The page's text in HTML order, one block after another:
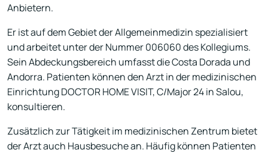
Anbietern.
Er ist auf dem Gebiet der Allgemeinmedizin spezialisiert
und arbeitet unter der Nummer 006060 des Kollegiums.
Sein Abdeckungsbereich umfasst die Costa Dorada und
Andorra. Patienten können den Arzt in der medizinischen
Einrichtung DOCTOR HOME VISIT, C/Major 24 in Salou,
konsultieren.
Zusätzlich zur Tätigkeit im medizinischen Zentrum bietet
der Arzt auch Hausbesuche an. Häufig können Patienten